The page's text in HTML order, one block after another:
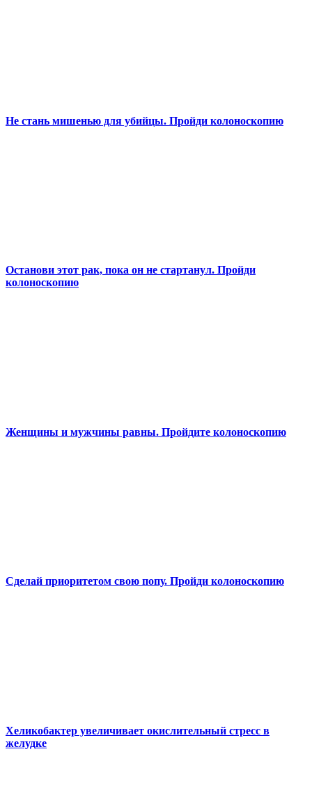
Не стань мишенью для убийцы. Пройди колоноскопию
Останови этот рак, пока он не стартанул. Пройди
колоноскопию
Женщины и мужчины равны. Пройдите колоноскопию
Сделай приоритетом свою попу. Пройди колоноскопию
Хеликобактер увеличивает окислительный стресс в
желудке